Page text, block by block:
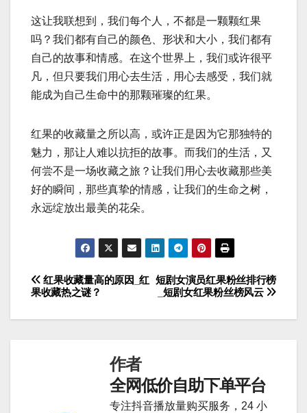
这让我联想到，我们每个人，不都是一颗颗红果
吗？我们都有自己的颜色、形状和大小，我们都有
自己的故事和情感。在这个世界上，我们或许很平
凡，但只要我们用心去生活，用心去感受，我们就
能成为自己生命中的那颗璀璨的红果。
红果的收藏量之所以高，或许正是因为它那独特的
魅力，那让人难以抗拒的故事。而我们的生活，又
何尝不是一场收藏之旅？让我们用心去收藏那些美
好的瞬间，那些真挚的情感，让我们的生命之树，
永远绽放出最美的花朵。
文
章
短剧女演员红果粉丝排行榜
_短剧女红果粉丝榜风云
红果收藏量高的原因_红
果收藏热之谜？
作者
全网低价自助下单平台
专注抖音播放量购买服务，24 小